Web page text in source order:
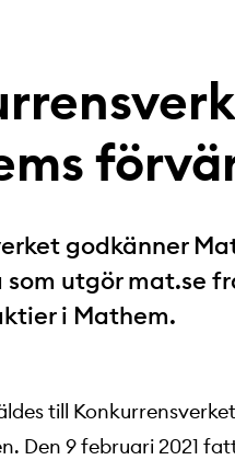
godkänner
utgör mat.se
i Mathem.
till
Den 9 februari 2021